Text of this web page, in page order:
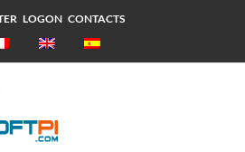
LOGON CONTACTS